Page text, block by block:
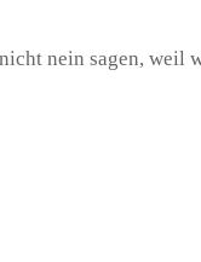
nein sagen,